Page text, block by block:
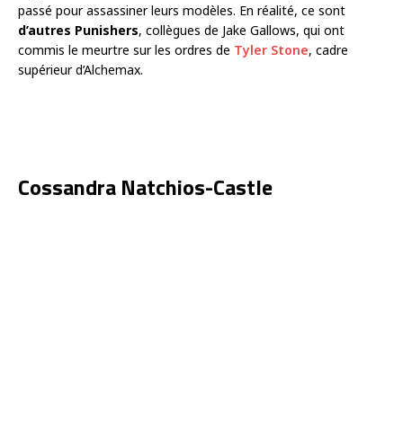
passé pour assassiner leurs modèles. En réalité, ce sont
d’autres Punishers, collègues de Jake Gallows, qui ont
commis le meurtre sur les ordres de Tyler Stone, cadre
supérieur d’Alchemax.
Cossandra Natchios-Castle